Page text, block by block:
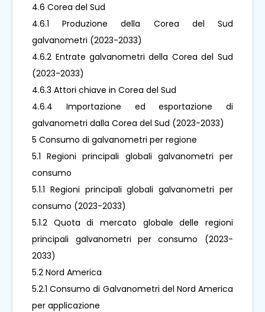
4.6 Corea del Sud
4.6.1 Produzione della Corea del Sud
galvanometri (2023-2033)
4.6.2 Entrate galvanometri della Corea del Sud
(2023-2033)
4.6.3 Attori chiave in Corea del Sud
4.6.4 Importazione ed esportazione di
galvanometri dalla Corea del Sud (2023-2033)
5 Consumo di galvanometri per regione
5.1 Regioni principali globali galvanometri per
consumo
5.1.1 Regioni principali globali galvanometri per
consumo (2023-2033)
5.1.2 Quota di mercato globale delle regioni
principali galvanometri per consumo (2023-
2033)
5.2 Nord America
5.2.1 Consumo di Galvanometri del Nord America
per applicazione